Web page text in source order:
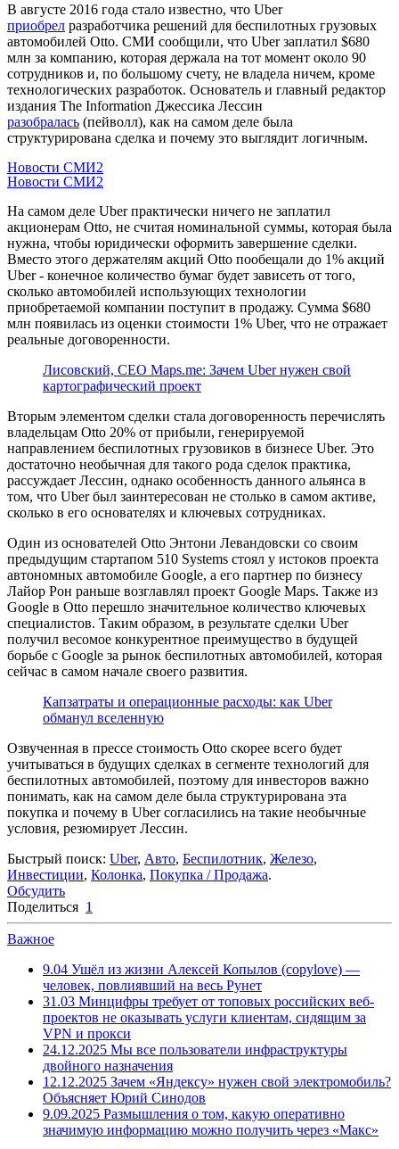
В августе 2016 года стало известно, что Uber
приобрел разработчика решений для беспилотных грузовых
автомобилей Otto. СМИ сообщили, что Uber заплатил $680
млн за компанию, которая держала на тот момент около 90
сотрудников и, по большому счету, не владела ничем, кроме
технологических разработок. Основатель и главный редактор
издания The Information Джессика Лессин
разобралась (пейволл), как на самом деле была
структурирована сделка и почему это выглядит логичным.
Новости СМИ2
Новости СМИ2
На самом деле Uber практически ничего не заплатил
акционерам Otto, не считая номинальной суммы, которая была
нужна, чтобы юридически оформить завершение сделки.
Вместо этого держателям акций Otto пообещали до 1% акций
Uber - конечное количество бумаг будет зависеть от того,
сколько автомобилей использующих технологии
приобретаемой компании поступит в продажу. Сумма $680
млн появилась из оценки стоимости 1% Uber, что не отражает
реальные договоренности.
Лисовский, CEO Maps.me: Зачем Uber нужен свой
картографический проект
Вторым элементом сделки стала договоренность перечислять
владельцам Otto 20% от прибыли, генерируемой
направлением беспилотных грузовиков в бизнесе Uber. Это
достаточно необычная для такого рода сделок практика,
рассуждает Лессин, однако особенность данного альянса в
том, что Uber был заинтересован не столько в самом активе,
сколько в его основателях и ключевых сотрудниках.
Один из основателей Otto Энтони Левандовски со своим
предыдущим стартапом 510 Systems стоял у истоков проекта
автономных автомобиле Google, а его партнер по бизнесу
Лайор Рон раньше возглавлял проект Google Maps. Также из
Google в Otto перешло значительное количество ключевых
специалистов. Таким образом, в результате сделки Uber
получил весомое конкурентное преимущество в будущей
борьбе с Google за рынок беспилотных автомобилей, которая
сейчас в самом начале своего развития.
Капзатраты и операционные расходы: как Uber
обманул вселенную
Озвученная в прессе стоимость Otto скорее всего будет
учитываться в будущих сделках в сегменте технологий для
беспилотных автомобилей, поэтому для инвесторов важно
понимать, как на самом деле была структурирована эта
покупка и почему в Uber согласились на такие необычные
условия, резюмирует Лессин.
Быстрый поиск: Uber, Авто, Беспилотник, Железо,
Инвестиции, Колонка, Покупка / Продажа.
Обсудить
Поделиться 1
Важное
9.04 Ушёл из жизни Алексей Копылов (copylove) —
человек, повлиявший на весь Рунет
31.03 Минцифры требует от топовых российских веб-
проектов не оказывать услуги клиентам, сидящим за
VPN и прокси
24.12.2025 Мы все пользователи инфраструктуры
двойного назначения
12.12.2025 Зачем «Яндексу» нужен свой электромобиль?
Объясняет Юрий Синодов
9.09.2025 Размышления о том, какую оперативно
значимую информацию можно получить через «Макс»